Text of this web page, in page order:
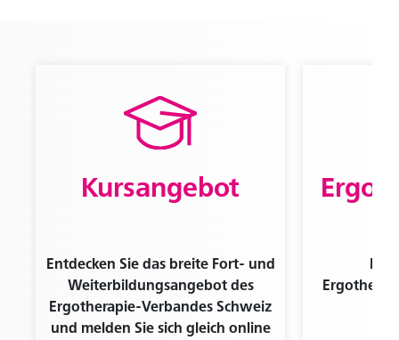
Kursangebot
Entdecken Sie das breite Fort- und
Weiterbildungsangebot des
Ergotherapie-Verbandes Schweiz
und melden Sie sich gleich online